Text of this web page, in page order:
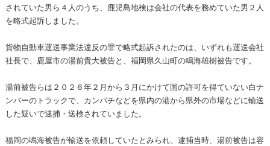
されていた男ら４人のうち、鹿児島地検は会社の代表を務めていた男２人
を略式起訴しました。
貨物自動車運送事業法違反の罪で略式起訴されたのは、いずれも運送会社
社長で、鹿屋市の湯前貴大被告と、福岡県久山町の鳴海雄樹被告です。
湯前被告らは２０２６年２月から３月にかけて国の許可を得ていない白ナ
ンバーのトラックで、カンパチなどを県内の港から県外の市場などに輸送
した疑いで逮捕・送検されていました。
福岡の鳴海被告が輸送を依頼していたとみられ、逮捕当時、湯前被告は容